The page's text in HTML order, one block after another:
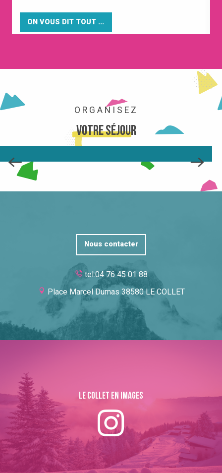
ON VOUS DIT TOUT ...
ORGANISEZ
Votre séjour
LA STATION
Nous contacter
tel:04 76 45 01 88
Place Marcel Dumas 38580 LE COLLET
Le collet en images